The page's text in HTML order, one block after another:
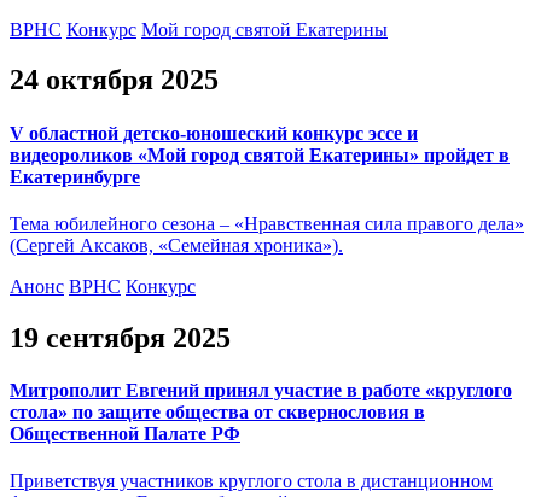
ВРНС Конкурс Мой город святой Екатерины
24 октября 2025
V областной детско-юношеский конкурс эссе и
видеороликов «Мой город святой Екатерины» пройдет в
Екатеринбурге
Тема юбилейного сезона – «Нравственная сила правого дела»
(Сергей Аксаков, «Семейная хроника»).
Анонс ВРНС Конкурс
19 сентября 2025
Митрополит Евгений принял участие в работе «круглого
стола» по защите общества от сквернословия в
Общественной Палате РФ
Приветствуя участников круглого стола в дистанционном